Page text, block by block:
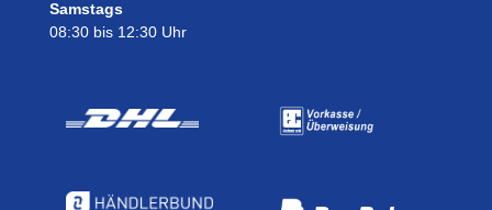
Samstags
08:30 bis 12:30 Uhr